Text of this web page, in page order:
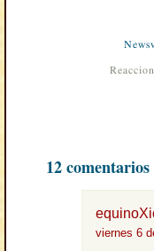
12
viernes 6